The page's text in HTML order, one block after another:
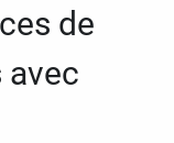
de
avec